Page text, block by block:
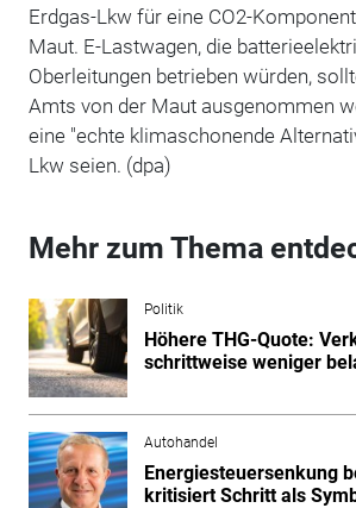
Erdgas-Lkw für eine CO2-
Maut. E-Lastwagen, die
Oberleitungen betrieben würden,
Amts von der Maut ausgenommen
eine "echte klimaschonende
Lkw seien. (dpa)
Mehr zum Thema
Politik
Höhere THG-Quote:
schrittweise weniger
Autohandel
Energiesteuersenkung
kritisiert Schritt als